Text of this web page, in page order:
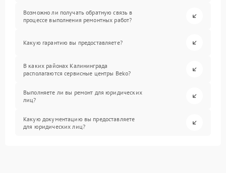
Возможно ли получать обратную связь в
процессе выполнения ремонтных работ?
Какую гарантию вы предоставляете?
В каких районах Калининграда
располагаются сервисные центры Beko?
Выполняете ли вы ремонт для юридических
лиц?
Какую документацию вы предоставляете
для юридических лиц?